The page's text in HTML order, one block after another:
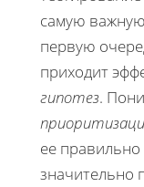
самую важную
первую
приходит
гипотез.
ее
значительно